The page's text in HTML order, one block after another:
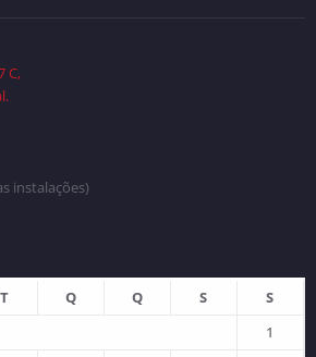
C,
instalações)
T Q Q S
S
1